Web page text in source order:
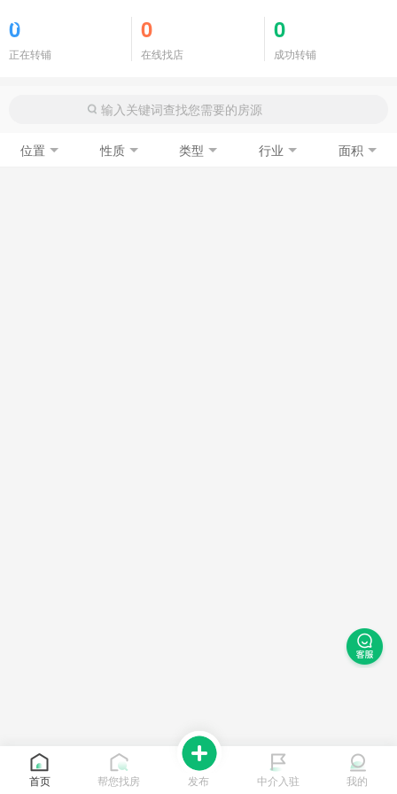
0
正在转铺
0
在线找店
0
成功转铺
位置 性质 类型 行业 面积
首页 帮您找房 发布 中介入驻 我的